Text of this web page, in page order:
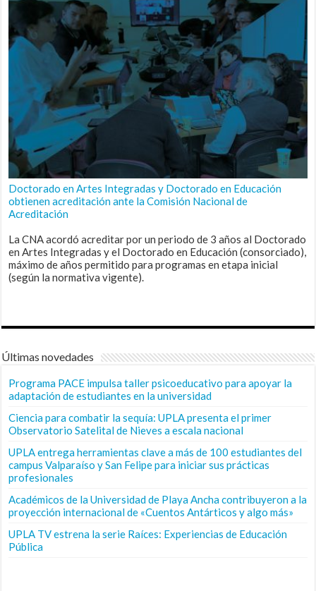
Doctorado en Artes Integradas y Doctorado en Educación
obtienen acreditación ante la Comisión Nacional de
Acreditación
La CNA acordó acreditar por un periodo de 3 años al Doctorado
en Artes Integradas y el Doctorado en Educación (consorciado),
máximo de años permitido para programas en etapa inicial
(según la normativa vigente).
Últimas novedades
Programa PACE impulsa taller psicoeducativo para apoyar la
adaptación de estudiantes en la universidad
Ciencia para combatir la sequía: UPLA presenta el primer
Observatorio Satelital de Nieves a escala nacional
UPLA entrega herramientas clave a más de 100 estudiantes del
campus Valparaíso y San Felipe para iniciar sus prácticas
profesionales
Académicos de la Universidad de Playa Ancha contribuyeron a la
proyección internacional de «Cuentos Antárticos y algo más»
UPLA TV estrena la serie Raíces: Experiencias de Educación
Pública